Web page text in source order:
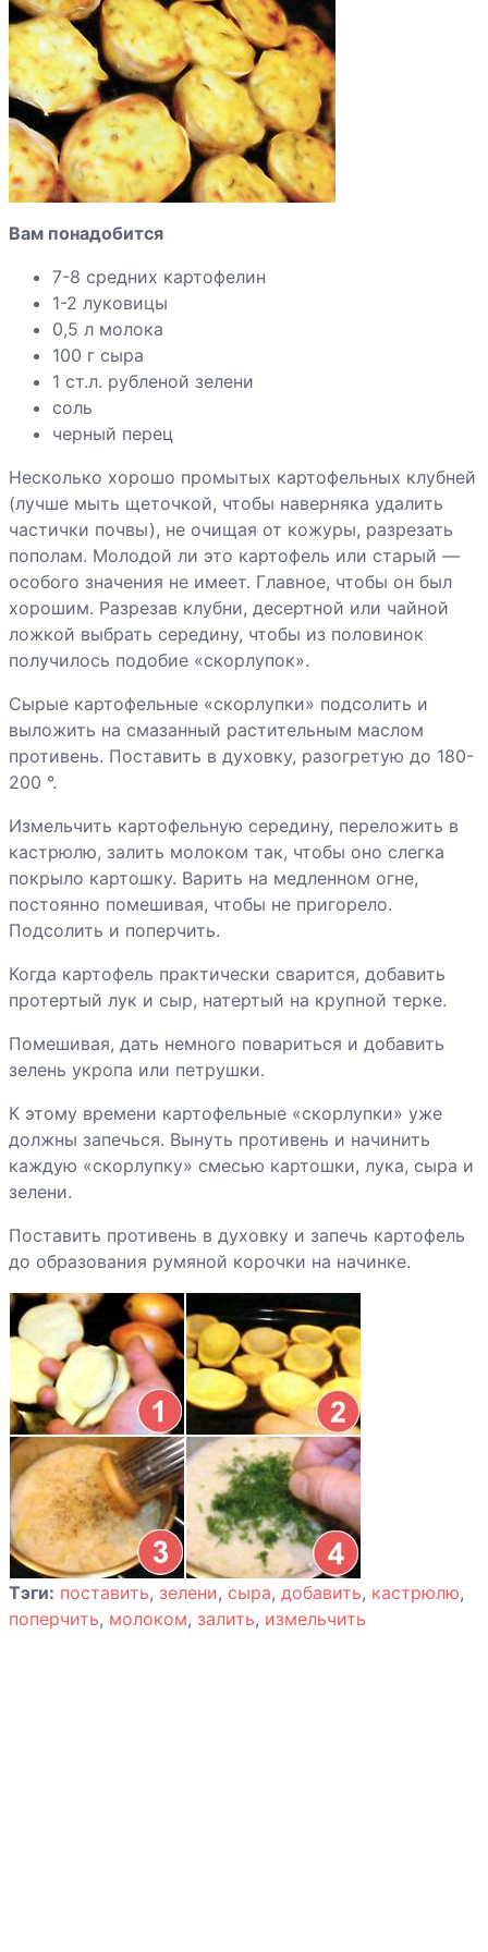
гороха и манки
Макароны с
тыквой
Пельмени с
капустой
Перец
фаршированный
овощами
Помидоры
грибами
Постные
голубцы с
рисом и
морковью
Рагу из свеклы
Рататуй
каштановый
Рататуй
пестрый
Рататуй винный
овощами
картофель
«Patate al forno»
Вам понадобится
7-8 средних картофелин
1-2 луковицы
0,5 л молока
100 г сыра
1 ст.л. рубленой зелени
соль
черный перец
Несколько хорошо промытых картофельных клубней
(лучше мыть щеточкой, чтобы наверняка удалить
частички почвы), не очищая от кожуры, разрезать
пополам. Молодой ли это картофель или старый —
особого значения не имеет. Главное, чтобы он был
хорошим. Разрезав клубни, десертной или чайной
ложкой выбрать середину, чтобы из половинок
получилось подобие «скорлупок».
Сырые картофельные «скорлупки» подсолить и
выложить на смазанный растительным маслом
противень. Поставить в духовку, разогретую до 180-
200 °.
Измельчить картофельную середину, переложить в
кастрюлю, залить молоком так, чтобы оно слегка
покрыло картошку. Варить на медленном огне,
постоянно помешивая, чтобы не пригорело.
Подсолить и поперчить.
Когда картофель практически сварится, добавить
протертый лук и сыр, натертый на крупной терке.
Помешивая, дать немного повариться и добавить
зелень укропа или петрушки.
К этому времени картофельные «скорлупки» уже
должны запечься. Вынуть противень и начинить
каждую «скорлупку» смесью картошки, лука, сыра и
зелени.
Поставить противень в духовку и запечь картофель
до образования румяной корочки на начинке.
Тэги: поставить, зелени, сыра, добавить, кастрюлю,
поперчить, молоком, залить, измельчить